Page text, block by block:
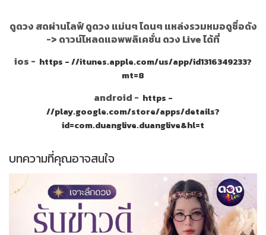
ดูดวง สดผ่านไลฟ์ ดูดวง แม่นๆ โดนๆ แหล่งรวมหมอดูชื่อดัง
-> ดาวน์โหลดแอพพลิเคชั่น ดวง Live ได้ที่
ios - https - //itunes.apple.com/us/app/id1316349233?
mt=8
android - https -
//play.google.com/store/apps/details?
id=com.duanglive.duanglive&hl=t
บทความที่คุณอาจสนใจ